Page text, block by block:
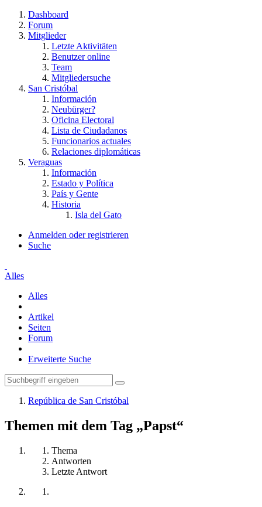
Dashboard
Forum
Mitglieder
Letzte Aktivitäten
Benutzer online
Team
Mitgliedersuche
San Cristóbal
Información
Neubürger?
Oficina Electoral
Lista de Ciudadanos
Funcionarios actuales
Relaciones diplomáticas
Veraguas
Información
Estado y Política
País y Gente
Historia
Isla del Gato
Anmelden oder registrieren
Suche
Alles
Alles
Artikel
Seiten
Forum
Erweiterte Suche
República de San Cristóbal
Themen mit dem Tag „Papst“
Thema
Antworten
Letzte Antwort